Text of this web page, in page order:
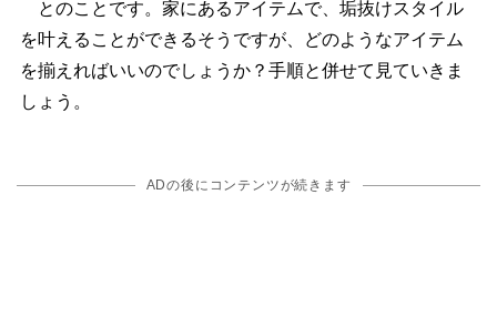
とのことです。家にあるアイテムで、垢抜けスタイル
を叶えることができるそうですが、どのようなアイテム
を揃えればいいのでしょうか？手順と併せて見ていきま
しょう。
ADの後にコンテンツが続きます